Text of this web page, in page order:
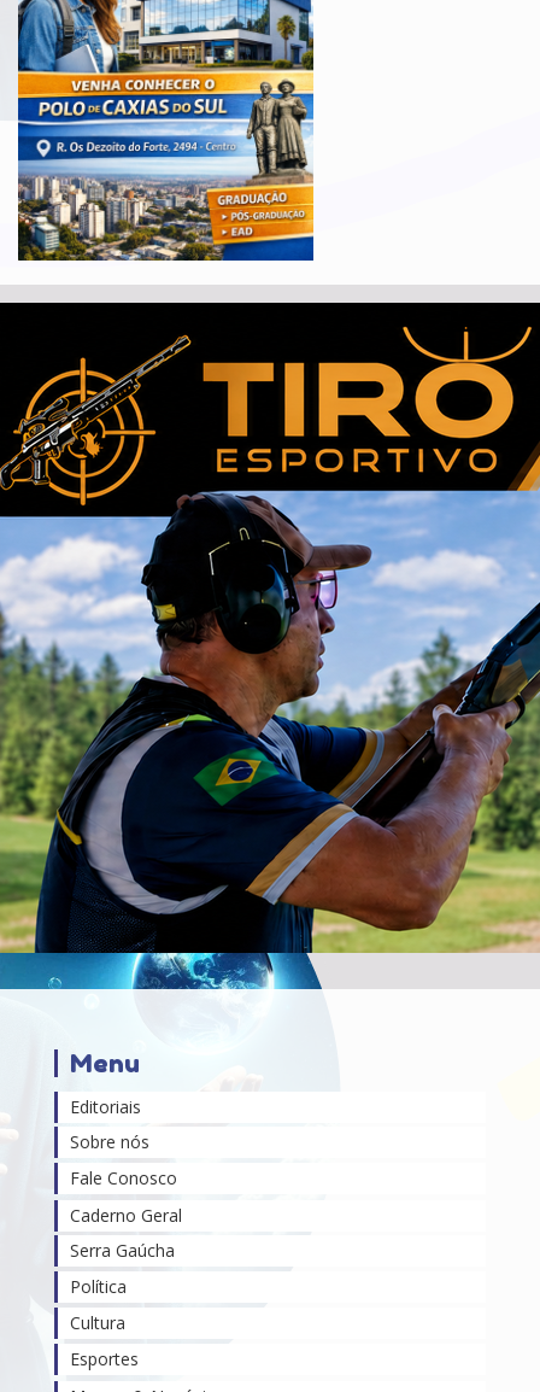
Menu
Editoriais
Sobre nós
Fale Conosco
Caderno Geral
Serra Gaúcha
Política
Cultura
Esportes